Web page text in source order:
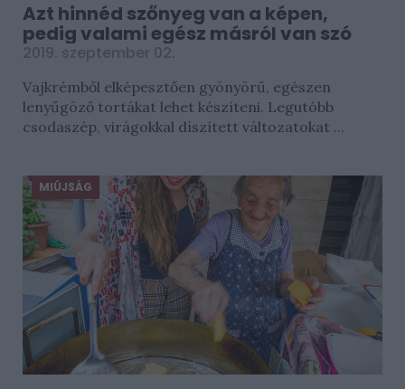
Azt hinnéd szőnyeg van a képen,
pedig valami egész másról van szó
2019. szeptember 02.
Vajkrémből elképesztően gyönyörű, egészen
lenyűgöző tortákat lehet készíteni. Legutóbb
csodaszép, virágokkal díszített változatokat ...
MIÚJSÁG